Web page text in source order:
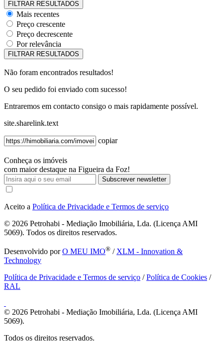
Mais recentes
Preço crescente
Preço decrescente
Por relevância
Não foram encontrados resultados!
O seu pedido foi enviado com sucesso!
Entraremos em contacto consigo o mais rapidamente possível.
site.sharelink.text
copiar
Conheça os imóveis
com maior destaque na Figueira da Foz!
Subscrever newsletter
Aceito a Política de Privacidade e Termos de serviço
© 2026 Petrohabi - Mediação Imobiliária, Lda. (Licença AMI
5069). Todos os direitos reservados.
Desenvolvido porO MEU IMO® / XLM - Innovation &
Technology
Política de Privacidade e Termos de serviço /Política de Cookies /
RAL
© 2026 Petrohabi - Mediação Imobiliária, Lda. (Licença AMI
5069).
Todos os direitos reservados.